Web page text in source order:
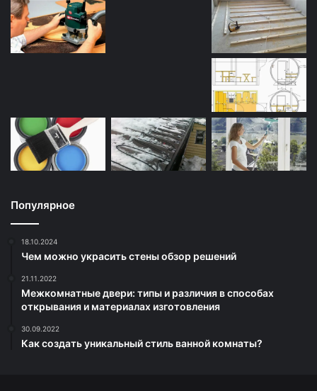
Популярное
18.10.2024
Чем можно украсить стены обзор решений
21.11.2022
Межкомнатные двери: типы и различия в способах
открывания и материалах изготовления
30.09.2022
Как создать уникальный стиль ванной комнаты?